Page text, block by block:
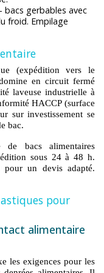
gerbables avec
froid. Empilage
(expédition vers le
en circuit fermé
laveuse industrielle à
HACCP (surface
sur investissement se
bac.
bacs alimentaires
sous 24 à 48 h.
un devis adapté.
pour
alimentaire
les exigences pour les